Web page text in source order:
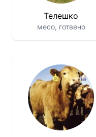
Телешко
месо, готвено